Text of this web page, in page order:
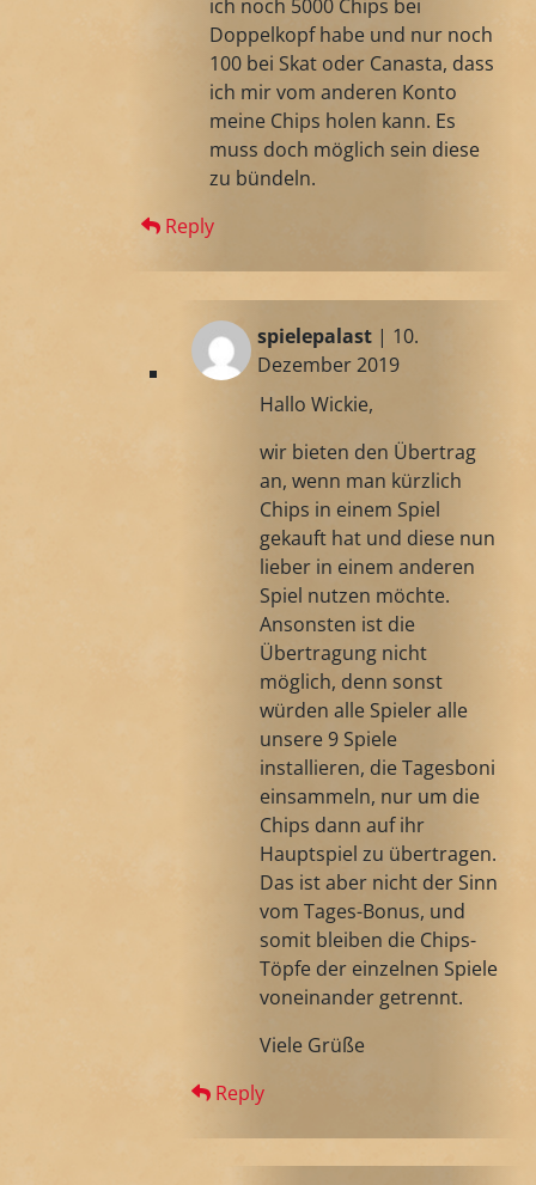
ich noch 5000 Chips bei
Doppelkopf habe und nur noch
100 bei Skat oder Canasta, dass
ich mir vom anderen Konto
meine Chips holen kann. Es
muss doch möglich sein diese
zu bündeln.
Reply
spielepalast| 10.
Dezember 2019
Hallo Wickie,
wir bieten den Übertrag
an, wenn man kürzlich
Chips in einem Spiel
gekauft hat und diese nun
lieber in einem anderen
Spiel nutzen möchte.
Ansonsten ist die
Übertragung nicht
möglich, denn sonst
würden alle Spieler alle
unsere 9 Spiele
installieren, die Tagesboni
einsammeln, nur um die
Chips dann auf ihr
Hauptspiel zu übertragen.
Das ist aber nicht der Sinn
vom Tages-Bonus, und
somit bleiben die Chips-
Töpfe der einzelnen Spiele
voneinander getrennt.
Viele Grüße
Reply